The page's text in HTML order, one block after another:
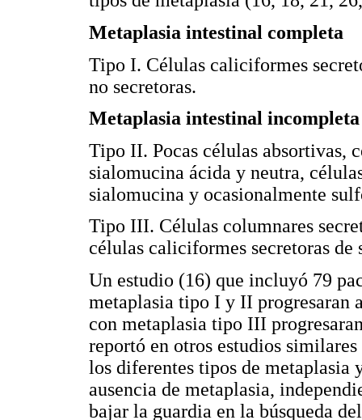
Metaplasia intestinal completa
Tipo I. Células caliciformes
no secretoras.
Metaplasia intestinal incompleta
Tipo II. Pocas células absortivas,
sialomucina ácida y neutra,
sialomucina y ocasionalmente
Tipo III. Células columnares
células caliciformes secretoras
Un estudio (16) que incluyó 79
metaplasia tipo I y II progresaran
con metaplasia tipo III
reportó en otros estudios
los diferentes tipos de metaplasia
ausencia de metaplasia,
bajar la guardia en la búsqueda